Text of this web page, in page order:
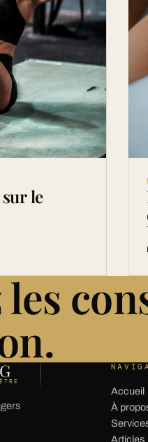
le
les
Accueil
À
Articles